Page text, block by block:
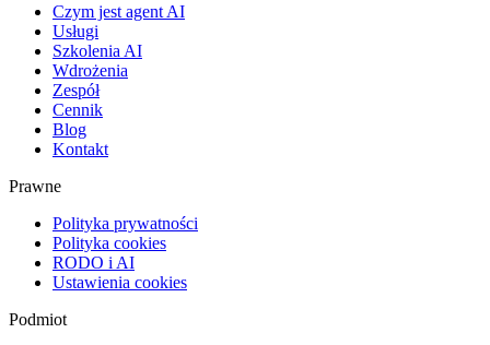
Czym jest agent AI
Usługi
Szkolenia AI
Wdrożenia
Zespół
Cennik
Blog
Kontakt
Prawne
Polityka prywatności
Polityka cookies
RODO i AI
Ustawienia cookies
Podmiot